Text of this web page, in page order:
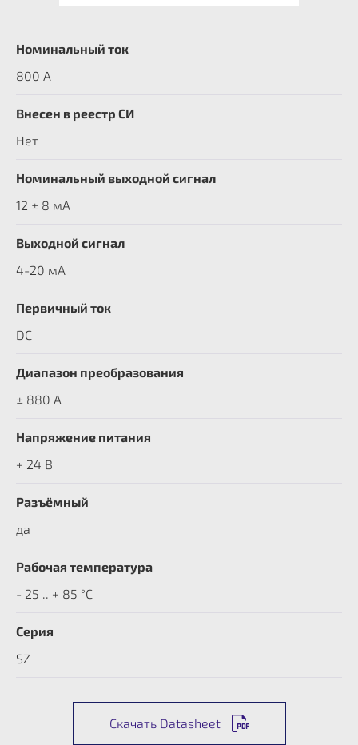
Номинальный ток
800 А
Внесен в реестр СИ
Нет
Номинальный выходной сигнал
12 ± 8 мА
Выходной сигнал
4-20 мА
Первичный ток
DC
Диапазон преобразования
± 880 A
Напряжение питания
+ 24 В
Разъёмный
да
Рабочая температура
- 25 .. + 85 °C
Серия
SZ
Скачать Datasheet